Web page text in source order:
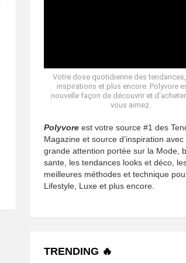
Votre dose quotidienne des
inspirations et plus encore. Polyvore
nouvelle façon de découvrir et
vous aimez.
Polyvore est votre source #1 des
Magazine et source d’inspiration avec
grande attention portée sur la Mode,
sante, les tendances looks et déco,
meilleures méthodes et technique
Lifestyle, Luxe et plus encore.
TRENDING 🔥